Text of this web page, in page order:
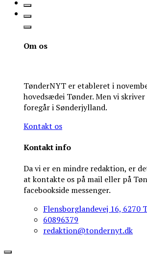
Om os
TønderNYT er etableret i
hovedsædei Tønder. Men vi
foregår i Sønderjylland.
Kontakt os
Kontakt info
Da vi er en mindre redaktion, er
at kontakte os på mail eller på
facebookside messenger.
Flensborglandevej 16, 6270
60896379
redaktion@tondernyt.dk